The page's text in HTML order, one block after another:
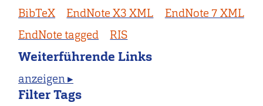
BibTeX EndNote X3 XML
EndNote 7 XML
EndNote tagged
RIS
Weiterführende Links
anzeigen ▸
Filter Tags